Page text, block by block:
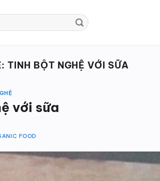
TINH BỘT NGHỆ VỚI SỮA
với sữa
FOOD